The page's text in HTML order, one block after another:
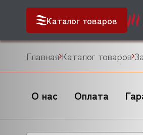
Каталог товаров
Главная Каталог товаров
О нас Оплата